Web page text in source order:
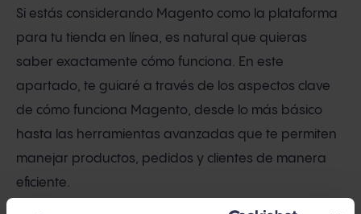
Si estás considerando Magento como la plataforma
para tu tienda en línea, es natural que quieras
saber exactamente cómo funciona. En este
apartado, te guiaré a través de los aspectos clave
de cómo funciona Magento, desde lo más básico
hasta las herramientas avanzadas que te permiten
manejar productos, pedidos y clientes de manera
eficiente.